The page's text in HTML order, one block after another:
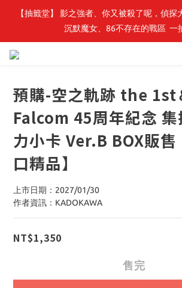
【轉生史萊姆】系列書展🌟系列小說 79 折，
明信片組」
【抽籤堂】 影之強者、你又被殺了呢，偵探
沉默魔女、86不存在的戰區  一
【轉生史萊姆】系列書展🌟系列小說 79 折，
預購-空之軌跡 the
Falcom 45周年紀念 集
力小卡 Ver.B BOX販售
口精品】
上市日期：2027/01/30
作者資訊：KADOKAWA
NT$1,350
售完